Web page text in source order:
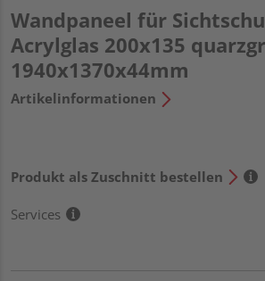
Wandpaneel für
Acrylglas 200x135
1940x1370x44mm
Artikelinformationen
Produkt als Zuschnitt bestellen
Services